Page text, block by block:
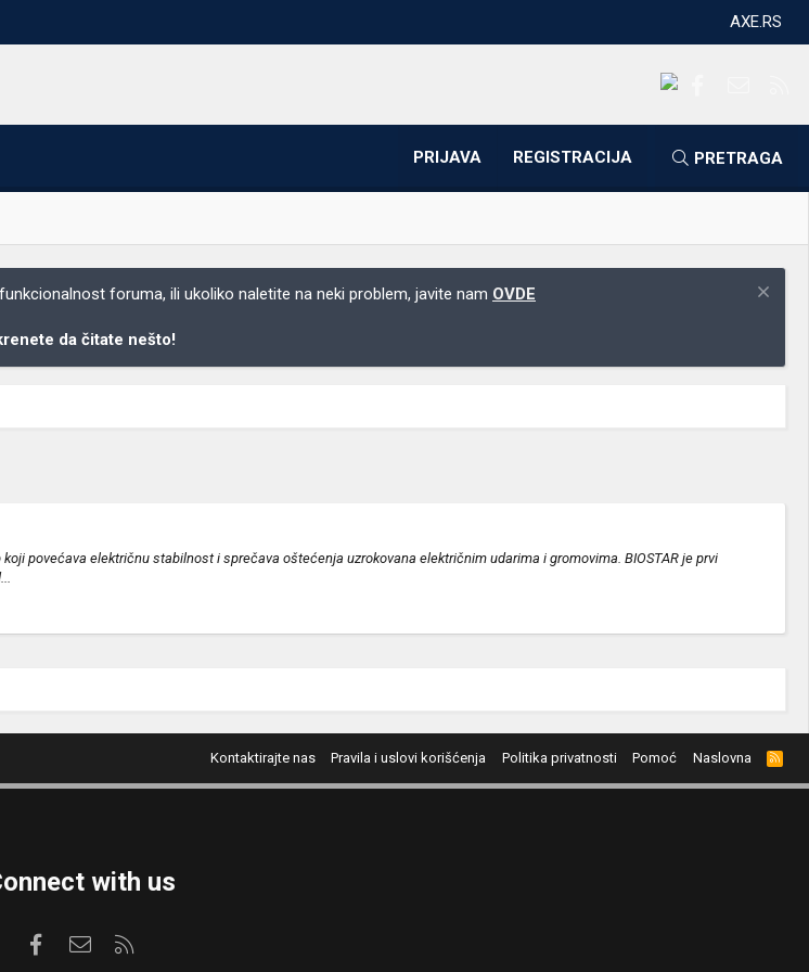
AXE.RS
PRIJAVA REGISTRACIJA PRETRAGA
foruma, ili ukoliko naletite na neki problem, javite nam OVDE
da čitate nešto!
povećava električnu stabilnost i sprečava oštećenja uzrokovana električnim udarima i gromovima. BIOSTAR je prvi
Kontaktirajte nas Pravila i uslovi korišćenja Politika privatnosti Pomoć Naslovna
R
S
S
with us
FacebookKontaktirajte nas